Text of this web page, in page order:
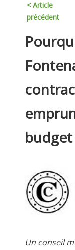
< Article
précédent
Back
to
top
budget
Un conseil